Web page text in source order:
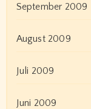
September 2009
August 2009
Juli 2009
Juni 2009